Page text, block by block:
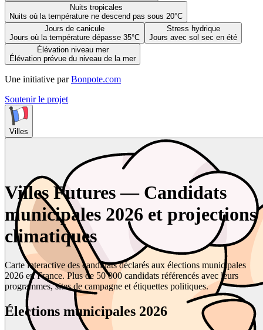
Nuits tropicales
Nuits où la température ne descend pas sous 20°C
Jours de canicule
Jours où la température dépasse 35°C
Stress hydrique
Jours avec sol sec en été
Élévation niveau mer
Élévation prévue du niveau de la mer
Une initiative par Bonpote.com
Soutenir le projet
Villes
Villes Futures — Candidats
municipales 2026 et projections
climatiques
Carte interactive des candidats déclarés aux élections municipales
2026 en France. Plus de 50 000 candidats référencés avec leurs
programmes, sites de campagne et étiquettes politiques.
Élections municipales 2026